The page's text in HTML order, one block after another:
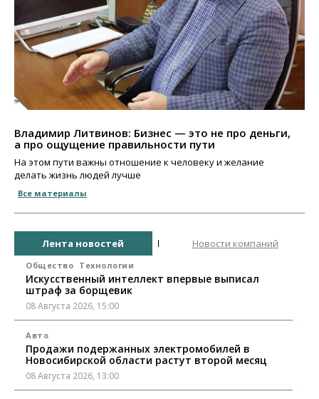
Владимир Литвинов: Бизнес — это не про деньги,
а про ощущение правильности пути
На этом пути важны отношение к человеку и желание
делать жизнь людей лучше
Все материалы
Лента новостей Новости компаний
Общество Технологии
Искусственный интеллект впервые выписал
штраф за борщевик
08 Августа 2026, 15:00
Авто
Продажи подержанных электромобилей в
Новосибирской области растут второй месяц
08 Августа 2026, 13:00